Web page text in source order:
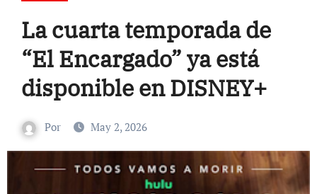
La cuarta temporada de
“El Encargado” ya está
disponible en DISNEY+
Por May 2, 2026